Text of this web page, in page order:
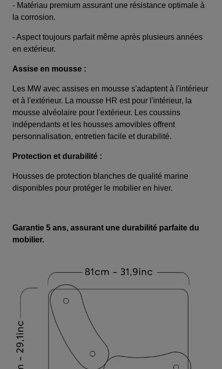
- Matériau premium assurant une résistance optimale à
la corrosion.
- Aspect toujours parfait même après plusieurs années
en extérieur.
Assise en mousse :
Les MW avec assises en mousse s'adaptent à l'intérieur
et à l'extérieur. La mousse HR est pour l'intérieur, la
mousse alvéolaire pour l'extérieur. Les coussins
indépendants et les housses amovibles offrent
personnalisation, entretien facile et durabilité.
Protection et durabilité :
Housses de protection blanches de qualité marine
disponibles pour protéger le mobilier en hiver.
Garantie 5 ans, assurant une durabilité parfaite du
mobilier.